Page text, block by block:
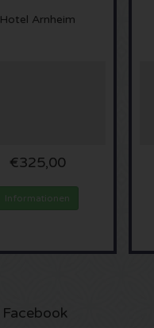
Hotel Arnheim
€325,00
Informationen
Facebook